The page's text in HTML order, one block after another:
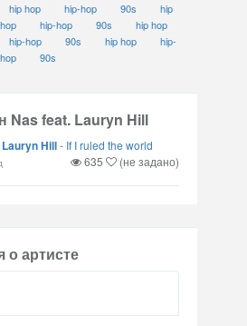
hip hop
hip-hop 90s
hip
hop
hip-hop 90s
hip hop
hip-hop
90s hip hop
hip-
hop
90s
Nas feat. Lauryn Hill
Hill- If I ruled the world
635 (не задано)
артисте